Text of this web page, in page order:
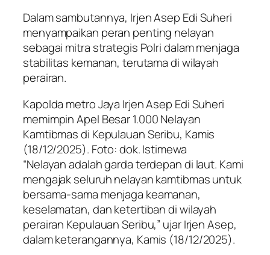
Dalam sambutannya, Irjen Asep Edi Suheri
menyampaikan peran penting nelayan
sebagai mitra strategis Polri dalam menjaga
stabilitas kemanan, terutama di wilayah
perairan.
Kapolda metro Jaya Irjen Asep Edi Suheri
memimpin Apel Besar 1.000 Nelayan
Kamtibmas di Kepulauan Seribu, Kamis
(18/12/2025). Foto: dok. Istimewa
“Nelayan adalah garda terdepan di laut. Kami
mengajak seluruh nelayan kamtibmas untuk
bersama-sama menjaga keamanan,
keselamatan, dan ketertiban di wilayah
perairan Kepulauan Seribu,” ujar Irjen Asep,
dalam keterangannya, Kamis (18/12/2025).